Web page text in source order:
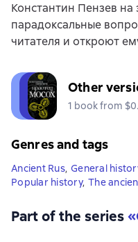
Константин Пензев на
парадоксальные
читателя и откроют
Other
1 book from
Genres and tags
Ancient Rus, General
Popular history, The
Part of the series«